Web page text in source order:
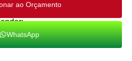
ao Orçamento
WhatsApp